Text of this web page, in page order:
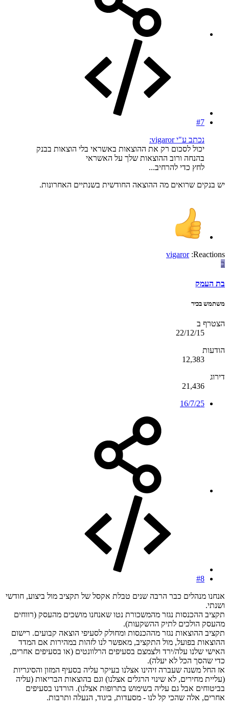
#7
נכתב ע"י vigaror:
יכול לסכום רק את ההוצאות באשראי בלי הוצאות בבנק
בהנחה ורוב ההוצאות שלך על האשראי
לחץ כדי להרחיב...
יש בנקים שרואים מה ההוצאה החודשית בשנתיים האחרונות.
Reactions:
vigaror
ב
בת העמק
משתמש בכיר
הצטרף ב
22/12/15
הודעות
12,383
דירוג
21,436
16/7/25
#8
אנחנו מנהלים כבר הרבה שנים טבלת אקסל של תקציב מול ביצוע, חודשי
ושנתי.
תקציב ההכנסות נגזר מהמשכורת נטו שאנחנו מושכים מהעסק (רווחים
מהעסק הולכים לתיק ההשקעות).
תקציב ההוצאות נגזר מההכנסות ומחולק לסעיפי הוצאה קבועים. רישום
ההוצאות בפועל, מול התקציב, מאפשר לנו לזהות במהירות אם המדד
האישי שלנו עלה/ירד ולצמצם בסעיפים הרלוונטים (או בסעיפים אחרים,
כדי שהסך הכל לא יעלה).
אז החל משנה שעברה זיהינו אצלנו בעיקר עליה בסעיף המזון והסיגריות
(עליית מחירים, לא שינוי הרגלים אצלנו) וגם בהוצאות הבריאות (עליה
בביטוחים אבל גם עליה בשימוש בתרופות אצלנו). הורדנו בסעיפים
אחרים, אלה שהכי קל לנו - מסעדות, ביגוד, הנעלה ותרבות.